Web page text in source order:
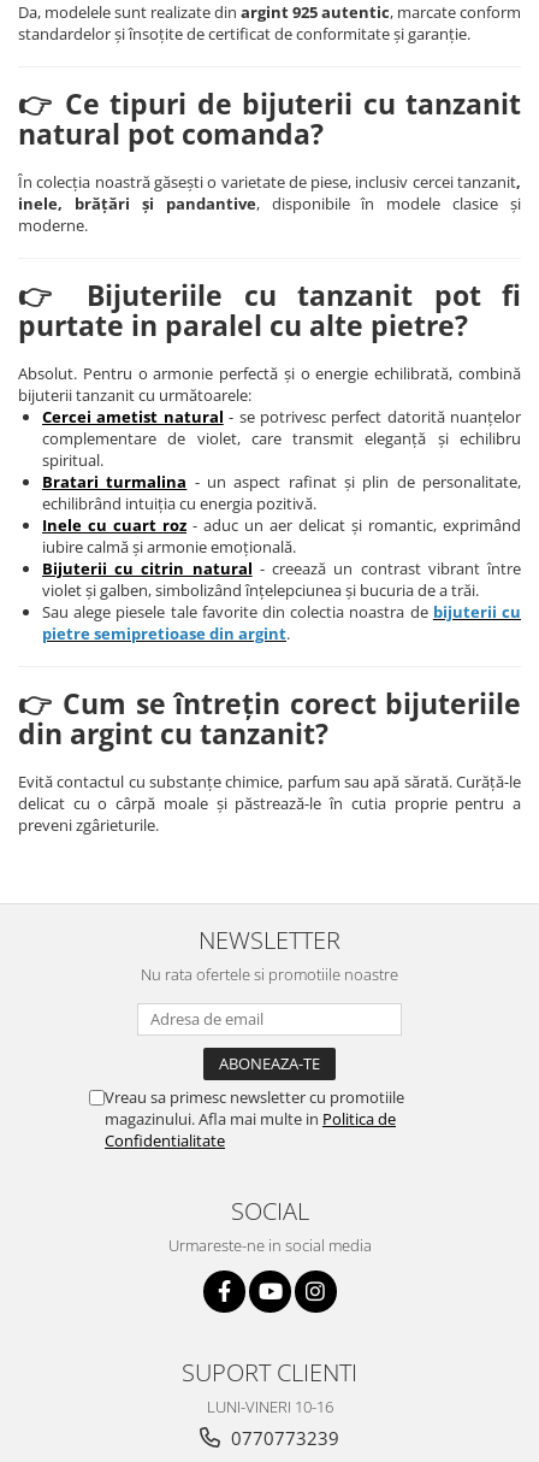
Da, modelele sunt realizate din argint 925 autentic, marcate conform
standardelor și însoțite de certificat de conformitate și garanție.
👉 Ce tipuri de bijuterii cu tanzanit
natural pot comanda?
În colecția noastră găsești o varietate de piese, inclusiv cercei tanzanit,
inele, brățări și pandantive, disponibile în modele clasice și
moderne.
👉 Bijuteriile cu tanzanit pot fi
purtate in paralel cu alte pietre?
Absolut. Pentru o armonie perfectă și o energie echilibrată, combină
bijuterii tanzanit cu următoarele:
Cercei ametist natural - se potrivesc perfect datorită nuanțelor
complementare de violet, care transmit eleganță și echilibru
spiritual.
Bratari turmalina - un aspect rafinat și plin de personalitate,
echilibrând intuiția cu energia pozitivă.
Inele cu cuart roz - aduc un aer delicat și romantic, exprimând
iubire calmă și armonie emoțională.
Bijuterii cu citrin natural - creează un contrast vibrant între
violet și galben, simbolizând înțelepciunea și bucuria de a trăi.
Sau alege piesele tale favorite din colectia noastra de bijuterii cu
pietre semipretioase din argint.
👉 Cum se întrețin corect bijuteriile
din argint cu tanzanit?
Evită contactul cu substanțe chimice, parfum sau apă sărată. Curăță-le
delicat cu o cârpă moale și păstrează-le în cutia proprie pentru a
preveni zgârieturile.
NEWSLETTER
Nu rata ofertele si promotiile noastre
Vreau sa primesc newsletter cu promotiile
magazinului. Afla mai multe in Politica de
Confidentialitate
SOCIAL
Urmareste-ne in social media
SUPORT CLIENTI
LUNI-VINERI 10-16
0770773239